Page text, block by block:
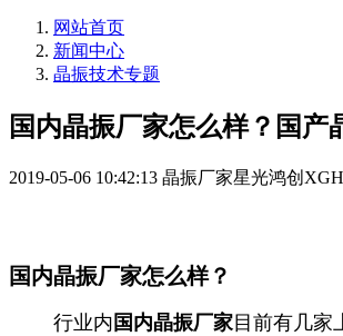
网站首页
新闻中心
晶振技术专题
国内晶振厂家怎么样？国产
2019-05-06 10:42:13 晶振厂家星光鸿创
国内晶振厂家怎么样？
行业内 国内晶振厂家目前有几家